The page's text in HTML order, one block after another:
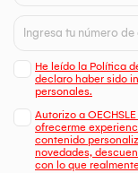
He leído la Política
declaro haber sido
personales.
Autorizo a
ofrecerme
contenido
novedades,
con lo que